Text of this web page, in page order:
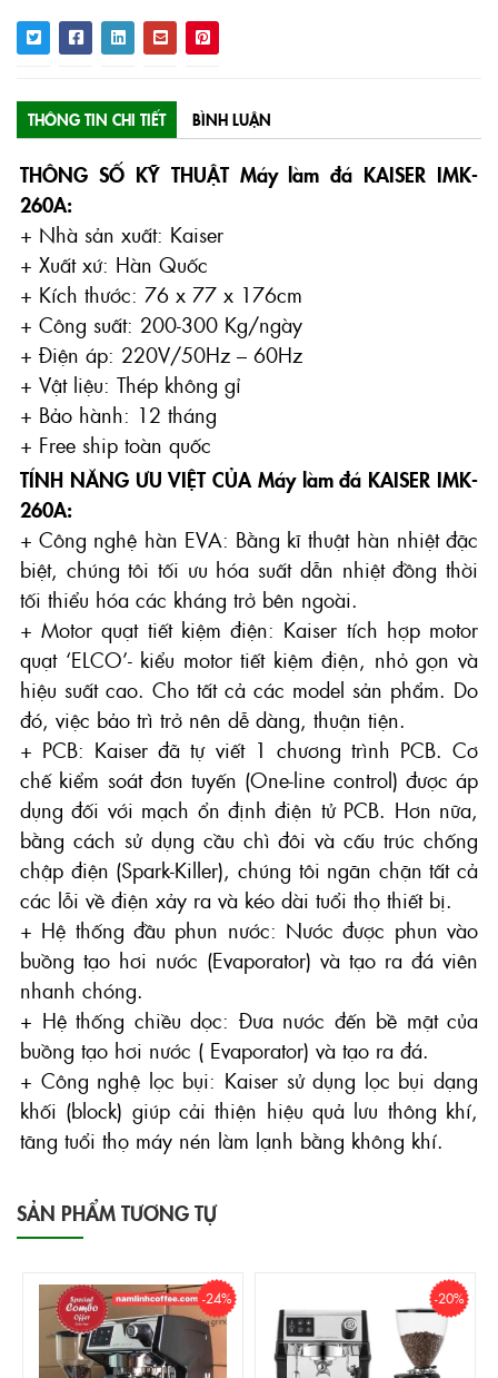
THÔNG TIN CHI TIẾT BÌNH LUẬN
THÔNG SỐ KỸ THUẬT Máy làm đá KAISER IMK-
260A:
+ Nhà sản xuất: Kaiser
+ Xuất xứ: Hàn Quốc
+ Kích thước: 76 x 77 x 176cm
+ Công suất: 200-300 Kg/ngày
+ Điện áp: 220V/50Hz – 60Hz
+ Vật liệu: Thép không gỉ
+ Bảo hành: 12 tháng
+ Free ship toàn quốc
TÍNH NĂNG ƯU VIỆT CỦA Máy làm đá KAISER IMK-
260A:
+ Công nghệ hàn EVA: Bằng kĩ thuật hàn nhiệt đặc
biệt, chúng tôi tối ưu hóa suất dẫn nhiệt đồng thời
tối thiểu hóa các kháng trở bên ngoài.
+ Motor quạt tiết kiệm điện: Kaiser tích hợp motor
quạt ‘ELCO’- kiểu motor tiết kiệm điện, nhỏ gọn và
hiệu suất cao. Cho tất cả các model sản phẩm. Do
đó, việc bảo trì trở nên dễ dàng, thuận tiện.
+ PCB: Kaiser đã tự viết 1 chương trình PCB. Cơ
chế kiểm soát đơn tuyến (One-line control) được áp
dụng đối với mạch ổn định điện tử PCB. Hơn nữa,
bằng cách sử dụng cầu chì đôi và cấu trúc chống
chập điện (Spark-Killer), chúng tôi ngăn chặn tất cả
các lỗi về điện xảy ra và kéo dài tuổi thọ thiết bị.
+ Hệ thống đầu phun nước: Nước được phun vào
buồng tạo hơi nước (Evaporator) và tạo ra đá viên
nhanh chóng.
+ Hệ thống chiều dọc: Đưa nước đến bề mặt của
buồng tạo hơi nước ( Evaporator) và tạo ra đá.
+ Công nghệ lọc bụi: Kaiser sử dụng lọc bụi dạng
khối (block) giúp cải thiện hiệu quả lưu thông khí,
tăng tuổi thọ máy nén làm lạnh bằng không khí.
SẢN PHẨM TƯƠNG TỰ
-24% -20%